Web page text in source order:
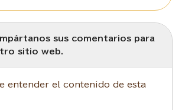
sus comentarios para
sitio web.
entender el contenido de esta